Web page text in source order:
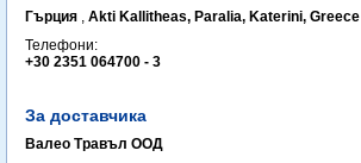
Гърция , Akti Kallitheas, Paralia, Katerini, Greece
Телефони:
+30 2351 064700 - 3
За доставчика
Валео Травъл ООД